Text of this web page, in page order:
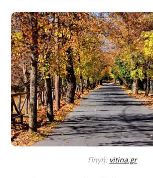
Πηγή: vitina.gr